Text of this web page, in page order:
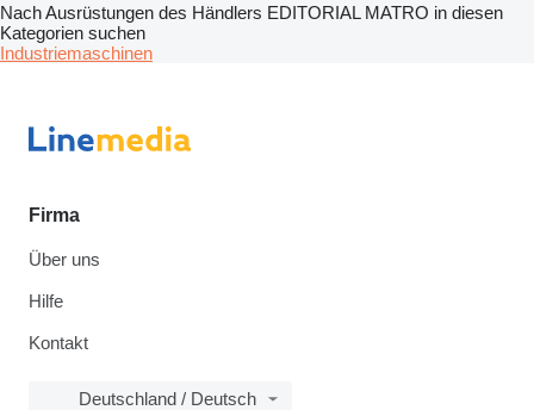
Nach Ausrüstungen des Händlers EDITORIAL MATRO in diesen
Kategorien suchen
Industriemaschinen
Firma
Über uns
Hilfe
Kontakt
Deutschland / Deutsch